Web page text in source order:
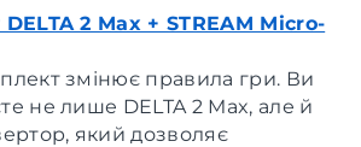
2 Max + STREAM Micro-
змінює правила гри. Ви
не лише DELTA 2 Max, але й
який дозволяє